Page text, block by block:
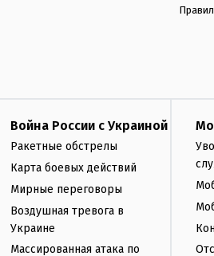
Война России с Украиной
Ракетные обстрелы
Карта боевых действий
Мирные переговоры
Воздушная тревога в
Украине
Массированная атака по